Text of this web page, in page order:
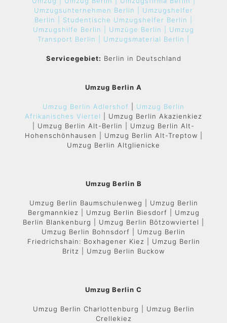
Umzugsunternehmen Berlin | Umzugshelfer
Berlin | Studentische Umzugshelfer Berlin |
Umzugshilfe Berlin | Umzüge Berlin | Umzug
Transport Berlin | Umzugsmaterial Berlin |
Servicegebiet: Berlin in Deutschland
Umzug Berlin A
Umzug Berlin Adlershof
Umzug Berlin
Afrikanisches Viertel
| Umzug Berlin Akazienkiez
| Umzug Berlin Alt-Berlin | Umzug Berlin Alt-
Hohenschönhausen | Umzug Berlin Alt-Treptow |
Umzug Berlin Altglienicke
Umzug Berlin B
Umzug Berlin Baumschulenweg | Umzug Berlin
Bergmannkiez | Umzug Berlin Biesdorf | Umzug
Berlin Blankenburg | Umzug Berlin Bötzowviertel |
Umzug Berlin Bohnsdorf | Umzug Berlin
Friedrichshain: Boxhagener Kiez | Umzug Berlin
Britz | Umzug Berlin Buckow
Umzug Berlin C
Umzug Berlin Charlottenburg | Umzug Berlin
Crellekiez